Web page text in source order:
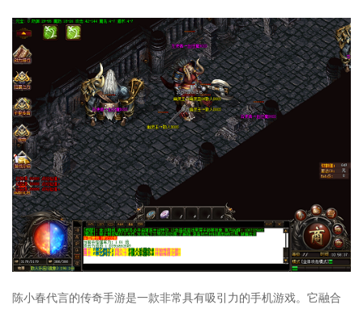
陈小春代言的传奇手游是一款非常具有吸引力的手机游戏。它融合